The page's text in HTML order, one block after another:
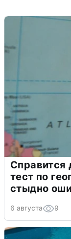
Справится
тест по
стыдно
6 августа 9